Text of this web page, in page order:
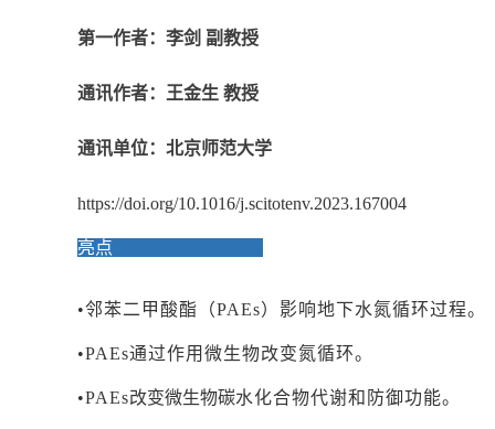
第一作者：李剑 副教授
通讯作者：王金生 教授
通讯单位：北京师范大学
https://doi.org/10.1016/j.scitotenv.2023.167004
亮点
•邻苯二甲酸酯（PAEs）影响地下水氮循环过程。
•PAEs通过作用微生物改变氮循环。
•PAEs改变微生物碳水化合物代谢和防御功能。